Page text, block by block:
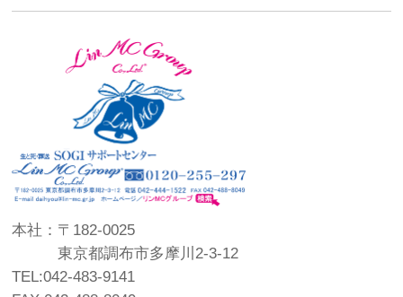
本社：〒182-0025
東京都調布市多摩川2-3-12
TEL:042-483-9141